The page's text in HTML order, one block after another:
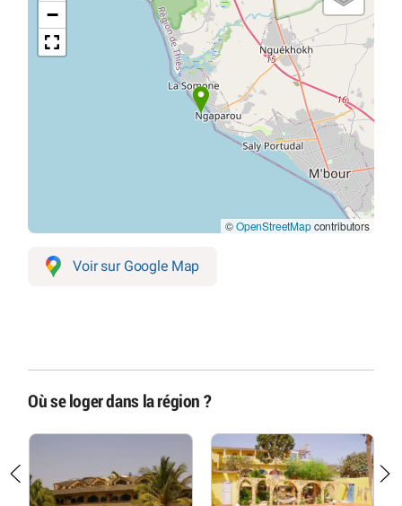
−
©OpenStreetMapcontributors
Voir sur Google Map
Où se loger dans la région ?